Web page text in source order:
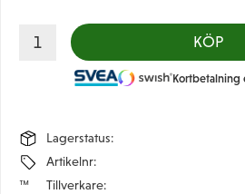
KÖP
Kortbetalning
Lagerstatus
Artikelnr
Tillverkare